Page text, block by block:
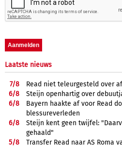
Laatste nieuws
7/8
Read niet teleurgesteld over
6/8
Steijn openhartig over
6/8
Bayern haakte af voor Read
blessureverleden
6/8
Steijn kent geen twijfel:
gehaald"
5/8
Transfer Read naar AS Roma